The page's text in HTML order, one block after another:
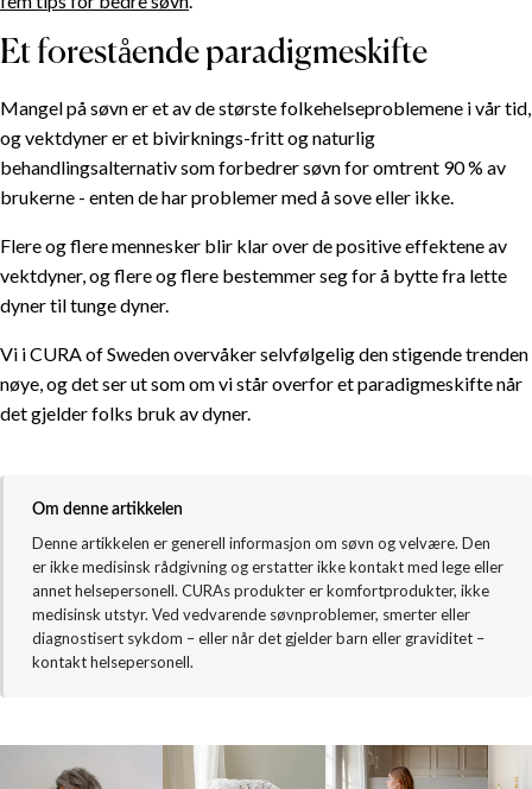
Et forestående paradigmeskifte
Mangel på søvn er et av de største folkehelseproblemene i vår tid,
og vektdyner er et bivirknings-fritt og naturlig
behandlingsalternativ som forbedrer søvn for omtrent 90 % av
brukerne - enten de har problemer med å sove eller ikke.
Flere og flere mennesker blir klar over de positive effektene av
vektdyner, og flere og flere bestemmer seg for å bytte fra lette
dyner til tunge dyner.
Vi i CURA of Sweden overvåker selvfølgelig den stigende trenden
nøye, og det ser ut som om vi står overfor et paradigmeskifte når
det gjelder folks bruk av dyner.
Om denne artikkelen
Denne artikkelen er generell informasjon om søvn og velvære. Den
er ikke medisinsk rådgivning og erstatter ikke kontakt med lege eller
annet helsepersonell. CURAs produkter er komfortprodukter, ikke
medisinsk utstyr. Ved vedvarende søvnproblemer, smerter eller
diagnostisert sykdom – eller når det gjelder barn eller graviditet –
kontakt helsepersonell.